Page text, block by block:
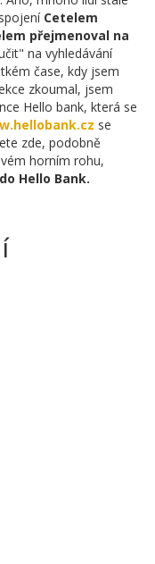
Cetelem
přejmenoval na
na vyhledávání
čase, kdy jsem
zkoumal, jsem
Hello bank, která se
se
zde, podobně
horním rohu,
Hello Bank.